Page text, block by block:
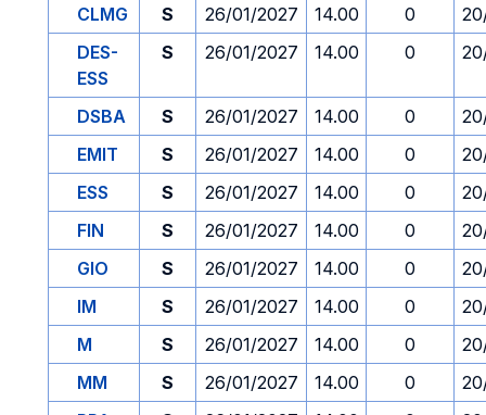
CLMG
S 26/01/2027 14.00 0
DES-
ESS
S 26/01/2027 14.00 0
DSBA S 26/01/2027 14.00 0
EMIT
S 26/01/2027 14.00 0
ESS
S 26/01/2027 14.00 0
FIN
S 26/01/2027 14.00 0
GIO
S 26/01/2027 14.00 0
IM
S 26/01/2027 14.00 0
M
S 26/01/2027 14.00 0
MM
S 26/01/2027 14.00 0